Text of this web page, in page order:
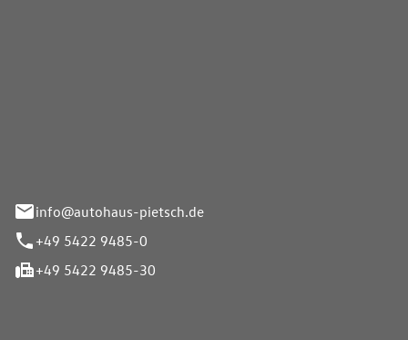
info@autohaus-pietsch.de
+49 5422 9485-0
+49 5422 9485-30